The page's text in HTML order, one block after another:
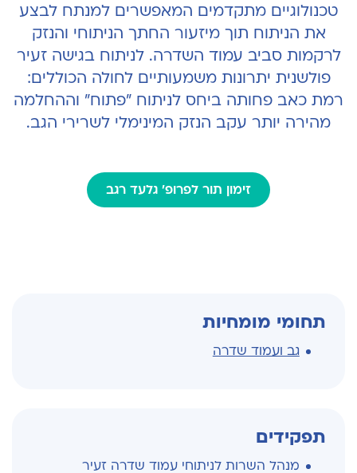
טכנולוגיים מתקדמים המאפשרים למנתח לבצע
את הניתוח תוך מיזעור החתך הניתוחי והנזק
לרקמות סביב עמוד השדרה. לניתוח בגישה זעיר
פולשנית יתרונות משמעותיים לחולה הכוללים:
רמת כאב פחותה ביחס לניתוח "פתוח" וההחלמה
מהירה יותר עקב הנזק המינימלי לשרירי הגב.
זימון תור לפרופ' גלעד רגב
תחומי מומחיות
גב ועמוד שדרה
תפקידים
מנהל השרות לניתוחי עמוד שדרה זעיר